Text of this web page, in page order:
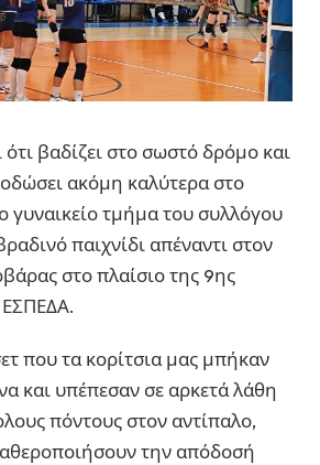
ότι βαδίζει στο σωστό δρόμο και
ακόμη καλύτερα στο
γυναικείο τμήμα του συλλόγου
παιχνίδι απέναντι στον
στο πλαίσιο της 9ης
ΕΣΠΕΔΑ.
που τα κορίτσια μας μπήκαν
και υπέπεσαν σε αρκετά λάθη
πόντους στον αντίπαλο,
την απόδοσή